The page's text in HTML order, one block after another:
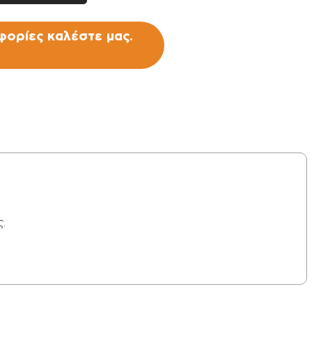
καλέστε μας.